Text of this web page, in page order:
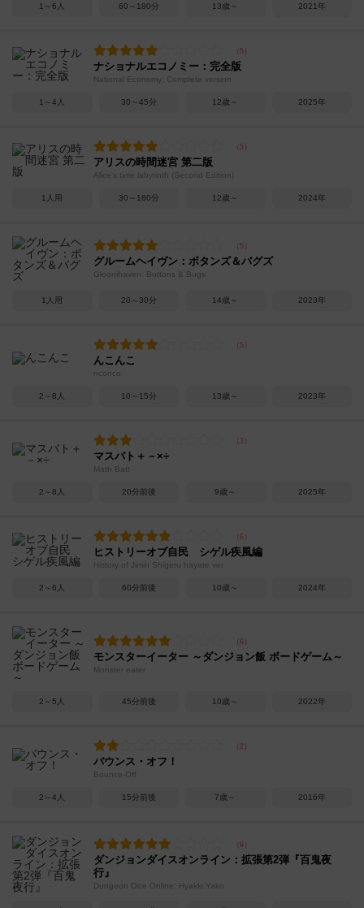
1～6人 60～180分 13歳～ 2021年
ナショナルエコノミー：完全版
National Economy: Complete version
1～4人 30～45分 12歳～ 2025年
アリスの時間迷宮 第二版
Alice's time labyrinth (Second Edition)
1人用 30～180分 12歳～ 2024年
グルームヘイヴン：ボタンズ＆バグズ
Gloomhaven: Buttons & Bugs
1人用 20～30分 14歳～ 2023年
んこんこ
nconco
2～8人 10～15分 13歳～ 2023年
マスバト＋－×÷
Math Batt
2～8人 20分前後 9歳～ 2025年
ヒストリーオブ自民 シゲル疾風編
History of Jimin Shigeru hayate ver
2～6人 60分前後 10歳～ 2024年
モンスターイーター ～ダンジョン飯 ボードゲーム～
Monster eater
2～5人 45分前後 10歳～ 2022年
バウンス・オフ！
Bounce-Off
2～4人 15分前後 7歳～ 2016年
ダンジョンダイスオンライン：拡張第2弾『百鬼夜
行』
Dungeon Dice Online: Hyakki Yako